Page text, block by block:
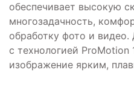
обеспечивает высокую
многозадачность,
обработку фото и видео.
с технологией ProMotion
изображение ярким,